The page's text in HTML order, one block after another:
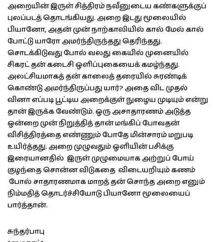
அறையின் இருள் சித்திரம் நவீனுடைய கண்களுக்குப்
புலப்படத் தொடங்கியது. அறை இடது மூலையில்
பியானோ, அதன் முன் நாற்காலியில் கால் மேல் கால்
போட்டு யாரோ அமர்ந்திருந்தது தெரிந்தது.
சொடக்கிடுவது போல் வலது கையில் முனையில்
சிகரட் தன் கடைசி ஒளிப்புகையைக் கமழ்ந்தது.
அலட்சியமாகத் தன் காலைத் தரையில் சுரண்டிக்
கொண்டு அமர்ந்திருப்பது யார்? அதை விட முதல்
வினா எப்படி பூட்டிய அறைக்குள் நுழைய முடியும் என்று
தான் இருக்க வேண்டும். ஒரு அசாதாரணம் அடுத்த
ஒன்றை முன் நிறுத்தித் தான் மங்கிப் போவதன்
விசித்திரத்தை எண்ணும் போதே மின்சாரம் மறுபடி
உயிர்த்தது. அறை முழுவதும் ஒளியின் பசிக்கு
இரையானதில் இருள் முழுமையாக அற்றுப் போய்
குழந்தை சொன்ன விடுகதை விடையறியும் கணம்
போல் சாதாரணமாக மாறத் தன் சொந்த அறை எனும்
நிம்மதித் தொடர்ச்சியோடு பியானோ மூலையைப்
பார்த்தான்.
சுந்தர்பாபு